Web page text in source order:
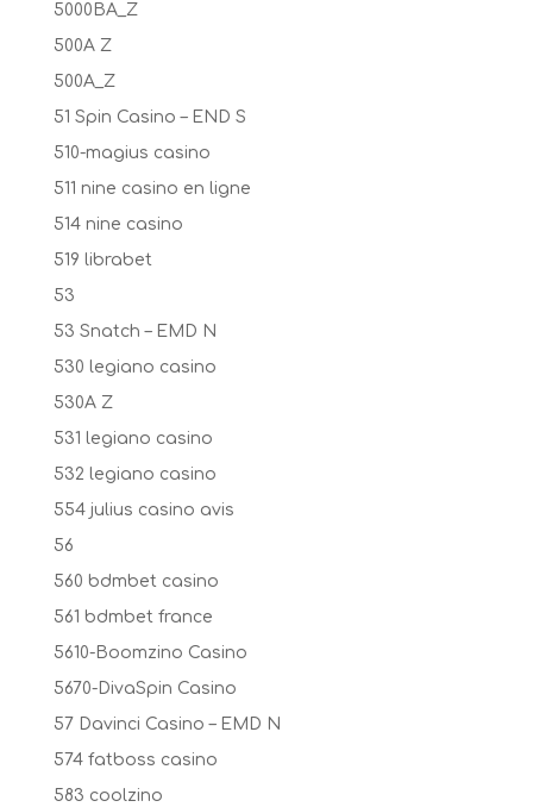
5000BA_Z
500A Z
500A_Z
51 Spin Casino – END S
510-magius casino
511 nine casino en ligne
514 nine casino
519 librabet
53
53 Snatch – EMD N
530 legiano casino
530A Z
531 legiano casino
532 legiano casino
554 julius casino avis
56
560 bdmbet casino
561 bdmbet france
5610-Boomzino Casino
5670-DivaSpin Casino
57 Davinci Casino – EMD N
574 fatboss casino
583 coolzino